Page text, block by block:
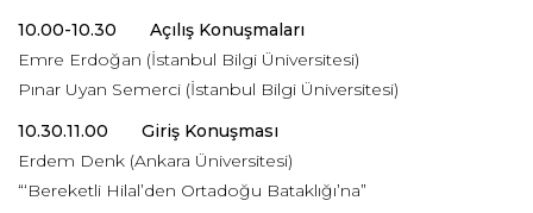
10.00-10.30 Açılış Konuşmaları
Emre Erdoğan (İstanbul Bilgi Üniversitesi)
Pınar Uyan Semerci (İstanbul Bilgi Üniversitesi)
10.30.11.00 Giriş Konuşması
Erdem Denk (Ankara Üniversitesi)
“‘Bereketli Hilal’den Ortadoğu Bataklığı’na”